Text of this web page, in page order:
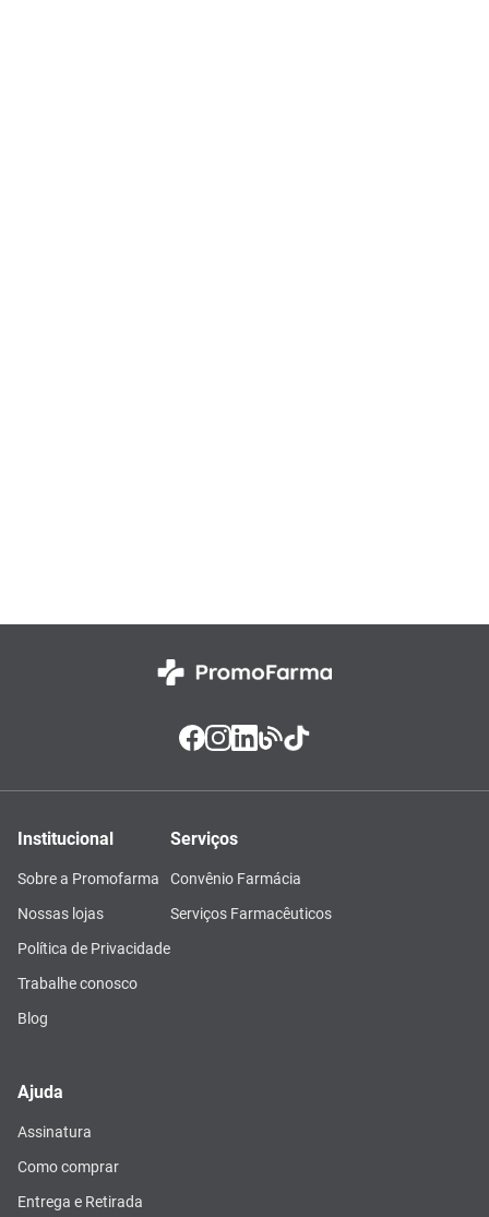
Institucional
Sobre a Promofarma
Nossas lojas
Política de Privacidade
Trabalhe conosco
Blog
Serviços
Convênio Farmácia
Serviços Farmacêuticos
Ajuda
Assinatura
Como comprar
Entrega e Retirada